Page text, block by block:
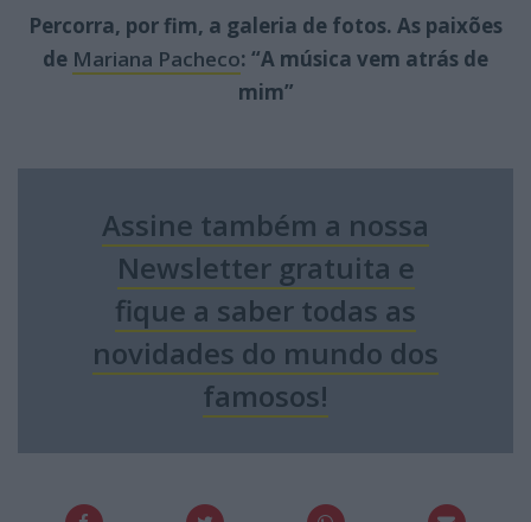
Percorra, por fim, a galeria de fotos. As paixões
de Mariana Pacheco: “A música vem atrás de
mim”
Assine também a nossa
Newsletter gratuita e
fique a saber todas as
novidades do mundo dos
famosos!